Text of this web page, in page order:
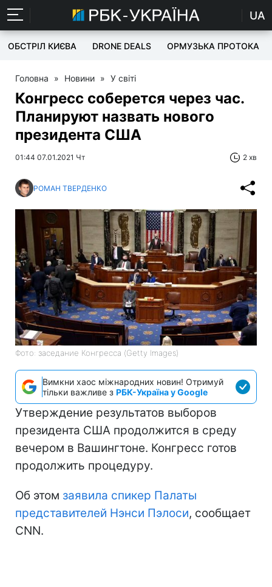
UA
ОБСТРІЛ КИЄВА DRONE DEALS ОРМУЗЬКА ПРОТОКА
Головна » Новини » У світі
Конгресс соберется через час.
Планируют назвать нового
президента США
01:44 07.01.2021 Чт 2 хв
РОМАН ТВЕРДЕНКО
Фото: заседание Конгресса (Getty Images)
Вимкни хаос міжнародних новин! Отримуй
тільки важливе з РБК-Україна у Google
Утверждение результатов выборов
президента США продолжится в среду
вечером в Вашингтоне. Конгресс готов
продолжить процедуру.
Об этом заявила спикер Палаты
представителей Нэнси Пэлоси, сообщает
CNN.